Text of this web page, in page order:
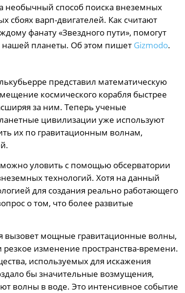
необычный способ поиска внеземных
варп-двигателей. Как считают
фанату «Звездного пути», помогут
планеты. Об этом пишет Gizmodo.
представил математическую
космического корабля быстрее
за ним. Теперь ученые
цивилизации уже используют
их по гравитационным волнам,
уловить с помощью обсерватории
технологий. Хотя на данный
для создания реально работающего
о том, что более развитые
вызовет мощные гравитационные волны,
резкое изменение пространства-времени.
используемых для искажения
бы значительные возмущения,
волны в воде. Это интенсивное событие